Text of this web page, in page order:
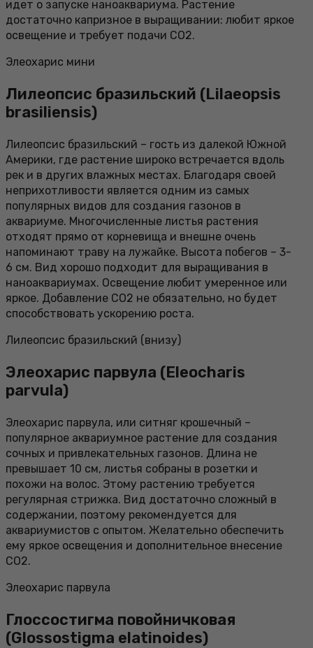
идет о запуске наноаквариума. Растение
достаточно капризное в выращивании: любит яркое
освещение и требует подачи СО2.
Элеохарис мини
Лилеопсис бразильский (Lilaeopsis
brasiliensis)
Лилеопсис бразильский – гость из далекой Южной
Америки, где растение широко встречается вдоль
рек и в других влажных местах. Благодаря своей
неприхотливости является одним из самых
популярных видов для создания газонов в
аквариуме. Многочисленные листья растения
отходят прямо от корневища и внешне очень
напоминают траву на лужайке. Высота побегов – 3-
6 см. Вид хорошо подходит для выращивания в
наноаквариумах. Освещение любит умеренное или
яркое. Добавление СО2 не обязательно, но будет
способствовать ускорению роста.
Лилеопсис бразильский (внизу)
Элеохарис парвула (Eleocharis
parvula)
Элеохарис парвула, или ситняг крошечный –
популярное аквариумное растение для создания
сочных и привлекательных газонов. Длина не
превышает 10 см, листья собраны в розетки и
похожи на волос. Этому растению требуется
регулярная стрижка. Вид достаточно сложный в
содержании, поэтому рекомендуется для
аквариумистов с опытом. Желательно обеспечить
ему яркое освещения и дополнительное внесение
СО2.
Элеохарис парвула
Глоссостигма повойничковая
(Glossostigma elatinoides)